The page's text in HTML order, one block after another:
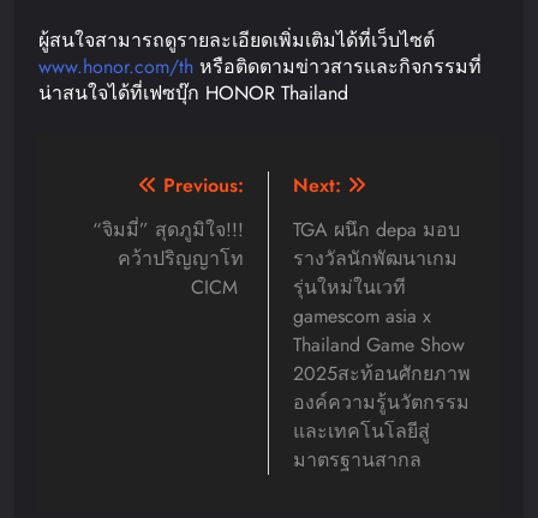
ผู้สนใจสามารถดูรายละเอียดเพิ่มเติมได้ที่เว็บไซต์
www.honor.com/th หรือติดตามข่าวสารและกิจกรรมที่
น่าสนใจได้ที่เฟซบุ๊ก HONOR Thailand
navigation
Previous:
“จิมมี่” สุดภูมิใจ!!!
คว้าปริญญาโท
CICM
Next:
TGA ผนึก depa มอบ
รางวัลนักพัฒนาเกม
รุ่นใหม่ในเวที
gamescom asia x
Thailand Game Show
2025สะท้อนศักยภาพ
องค์ความรู้นวัตกรรม
และเทคโนโลยีสู่
มาตรฐานสากล